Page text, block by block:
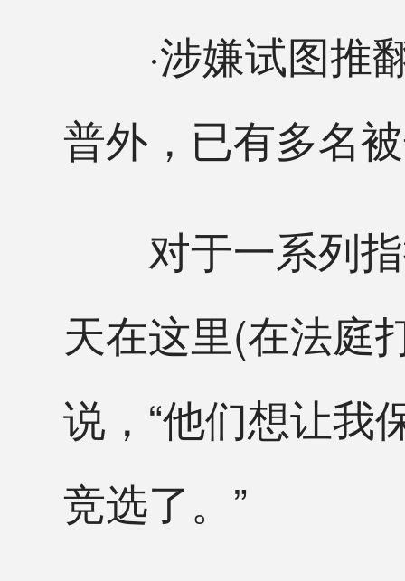
·涉嫌试图推翻
普外，已有多名
对于一系列指
天在这里(在法庭
说，“他们想让我
竞选了。”